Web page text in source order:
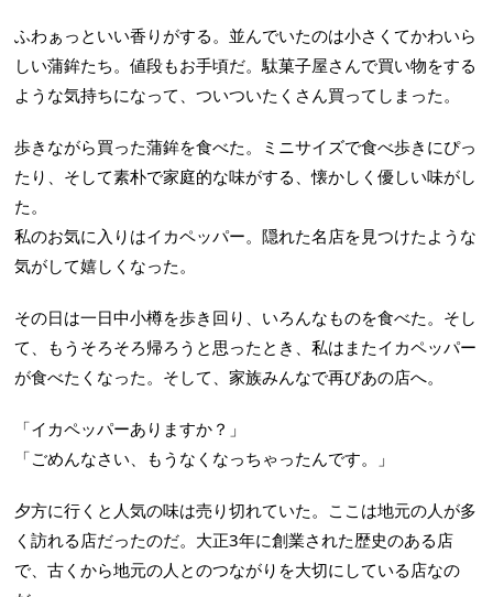
ふわぁっといい香りがする。並んでいたのは小さくてかわいら
しい蒲鉾たち。値段もお手頃だ。駄菓子屋さんで買い物をする
ような気持ちになって、ついついたくさん買ってしまった。
歩きながら買った蒲鉾を食べた。ミニサイズで食べ歩きにぴっ
たり、そして素朴で家庭的な味がする、懐かしく優しい味がし
た。
私のお気に入りはイカペッパー。隠れた名店を見つけたような
気がして嬉しくなった。
その日は一日中小樽を歩き回り、いろんなものを食べた。そし
て、もうそろそろ帰ろうと思ったとき、私はまたイカペッパー
が食べたくなった。そして、家族みんなで再びあの店へ。
「イカペッパーありますか？」
「ごめんなさい、もうなくなっちゃったんです。」
夕方に行くと人気の味は売り切れていた。ここは地元の人が多
く訪れる店だったのだ。大正3年に創業された歴史のある店
で、古くから地元の人とのつながりを大切にしている店なの